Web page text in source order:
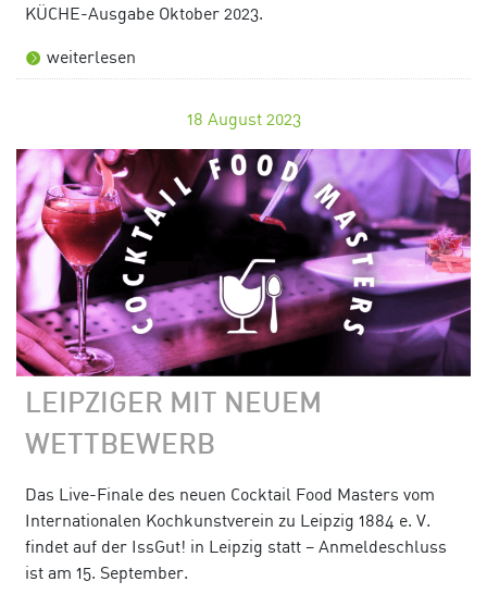
KÜCHE-Ausgabe Oktober 2023.
weiterlesen
18 August 2023
LEIPZIGER MIT NEUEM
WETTBEWERB
Das Live-Finale des neuen Cocktail Food Masters vom
Internationalen Kochkunstverein zu Leipzig 1884 e. V.
findet auf der IssGut! in Leipzig statt – Anmeldeschluss
ist am 15. September.